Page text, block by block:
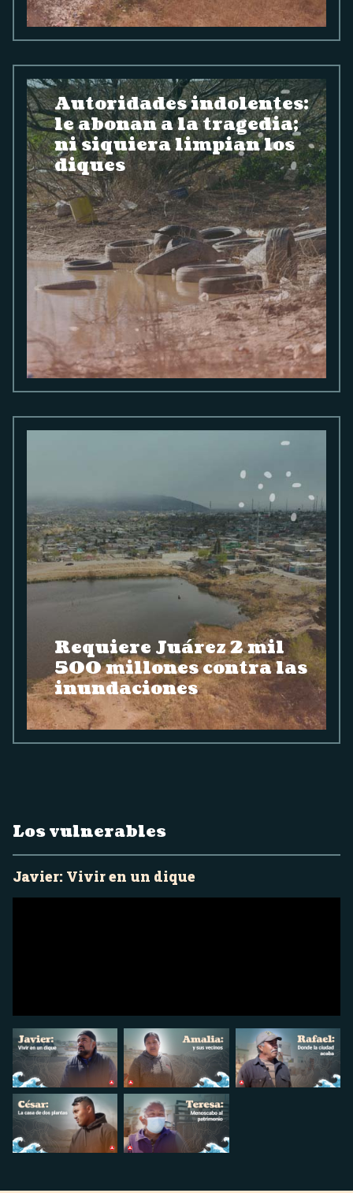
Autoridades indolentes:
le abonan a la tragedia;
ni siquiera limpian los
diques
Requiere Juárez 2 mil
500 millones contra las
inundaciones
Los vulnerables
Javier: Vivir en un dique